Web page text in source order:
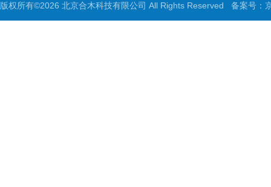
版权所有©2026 北京合木科技有限公司 All Rights Reserved 备案号：